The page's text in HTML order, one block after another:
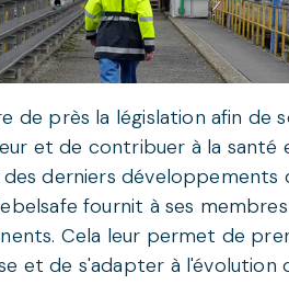
de près la législation afin de
et de contribuer à la santé
derniers développements
fournit à ses
Cela leur permet de
et de s'adapter à l'évolution